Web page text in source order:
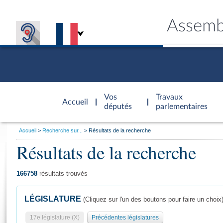
Accueil
d'accueil
Vos
députés
Travaux
parlementaires
Général
Vous
Accueil Recherche sur... Résultats de la recherche
Résultats de la recherche
166758 résultats trouvés
LÉGISLATURE (Cliquez sur l'un des boutons pour faire un choix)
17e législature (X) Précédentes législatures